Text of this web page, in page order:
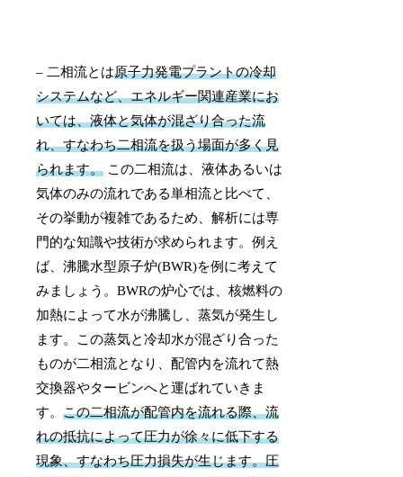
– 二相流とは原子力発電プラントの冷却
システムなど、エネルギー関連産業にお
いては、液体と気体が混ざり合った流
れ、すなわち二相流を扱う場面が多く見
られます。 この二相流は、液体あるいは
気体のみの流れである単相流と比べて、
その挙動が複雑であるため、解析には専
門的な知識や技術が求められます。例え
ば、沸騰水型原子炉(BWR)を例に考えて
みましょう。BWRの炉心では、核燃料の
加熱によって水が沸騰し、蒸気が発生し
ます。この蒸気と冷却水が混ざり合った
ものが二相流となり、配管内を流れて熱
交換器やタービンへと運ばれていきま
す。この二相流が配管内を流れる際、流
れの抵抗によって圧力が徐々に低下する
現象、すなわち圧力損失が生じます。圧